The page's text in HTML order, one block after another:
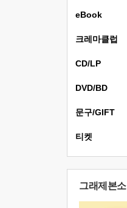
eBook
크레마클럽
CD/LP
DVD/BD
문구/GIFT
티켓
그래제본소